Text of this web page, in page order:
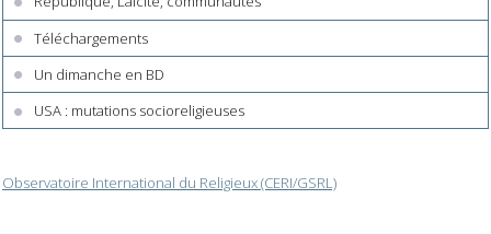
Téléchargements
Un dimanche en BD
USA : mutations socioreligieuses
Observatoire International du Religieux (CERI/GSRL)